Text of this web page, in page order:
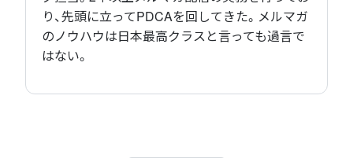
り、先頭に立ってPDCAを回してきた。メルマガ
のノウハウは日本最高クラスと言っても過言で
はない。